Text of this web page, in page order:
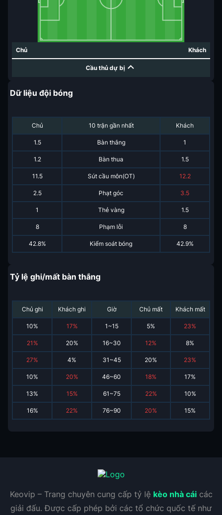
Chủ Khách
Cầu thủ dự bị
Dữ liệu đội bóng
Chủ 10 trận gần nhất Khách
1.5 Bàn thắng 1
1.2 Bàn thua 1.5
11.5 Sút cầu môn(OT) 12.2
2.5 Phạt góc 3.5
1 Thẻ vàng 1.5
8 Phạm lỗi 8
42.8% Kiểm soát bóng 42.9%
Tỷ lệ ghi/mất bàn thắng
Chủ ghi Khách ghi Giờ Chủ mất Khách mất
10% 17% 1~15 5% 23%
21 % 20% 16~30 12% 8%
27% 4% 31~45 20% 23%
10% 20% 46~60 18% 17%
13% 15% 61~75 22% 10%
16% 22% 76~90 20% 15%
Keovip – Trang chuyên cung cấp tỷ lệ kèo nhà cáicác
giải đấu. Được cấp phép bởi các tổ chức quốc tế như